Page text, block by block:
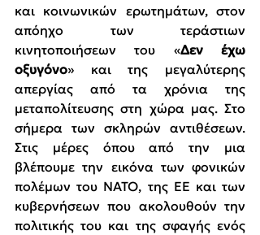
και κοινωνικών ερωτημάτων, στον
απόηχο των τεράστιων
κινητοποιήσεων του «Δεν έχω
οξυγόνο» και της μεγαλύτερης
απεργίας από τα χρόνια της
μεταπολίτευσης στη χώρα μας. Στο
σήμερα των σκληρών αντιθέσεων.
Στις μέρες όπου από την μια
βλέπουμε την εικόνα των φονικών
πολέμων του ΝΑΤΟ, της ΕΕ και των
κυβερνήσεων που ακολουθούν την
πολιτικής του και της σφαγής ενός